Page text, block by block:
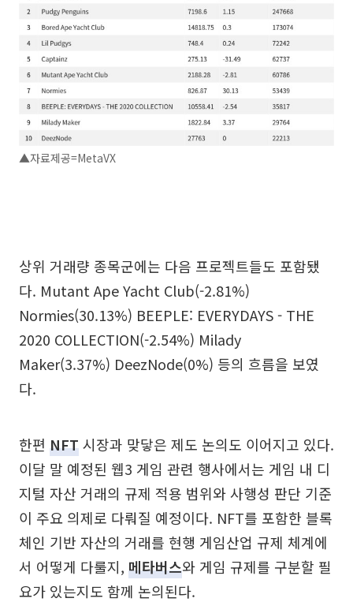
▲자료제공=MetaVX
상위 거래량 종목군에는 다음 프로젝트들도 포함됐
다. Mutant Ape Yacht Club(-2.81%)
Normies(30.13%) BEEPLE: EVERYDAYS - THE
2020 COLLECTION(-2.54%) Milady
Maker(3.37%) DeezNode(0%) 등의 흐름을 보였
다.
한편 NFT시장과 맞닿은 제도 논의도 이어지고 있다.
이달 말 예정된 웹3 게임 관련 행사에서는 게임 내 디
지털 자산 거래의 규제 적용 범위와 사행성 판단 기준
이 주요 의제로 다뤄질 예정이다. NFT를 포함한 블록
체인 기반 자산의 거래를 현행 게임산업 규제 체계에
서 어떻게 다룰지, 메타버스와 게임 규제를 구분할 필
요가 있는지도 함께 논의된다.